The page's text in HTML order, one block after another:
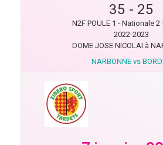
35 - 25
N2F POULE 1 - Nationale
2022-2023
DOME JOSE NICOLAI à
NARBONNE vs